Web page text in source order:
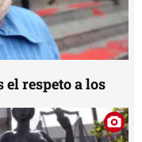
el respeto a los